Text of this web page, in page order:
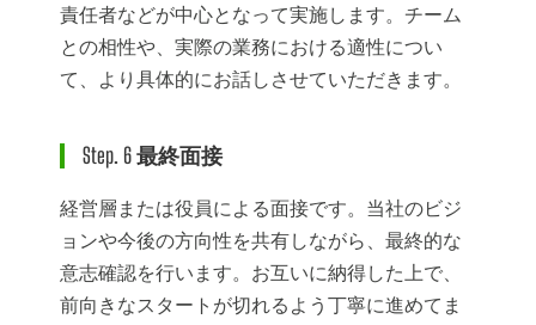
責任者などが中心となって実施します。チーム
との相性や、実際の業務における適性につい
て、より具体的にお話しさせていただきます。
Step. 6 最終面接
経営層または役員による面接です。当社のビジ
ョンや今後の方向性を共有しながら、最終的な
意志確認を行います。お互いに納得した上で、
前向きなスタートが切れるよう丁寧に進めてま